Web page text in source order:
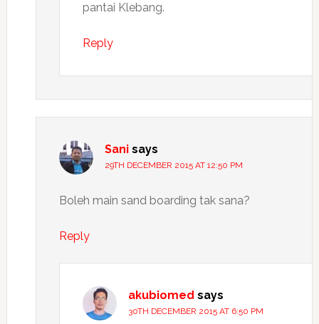
pantai Klebang.
Reply
Sani says
29TH DECEMBER 2015 AT 12:50 PM
Boleh main sand boarding tak sana?
Reply
akubiomed says
30TH DECEMBER 2015 AT 6:50 PM